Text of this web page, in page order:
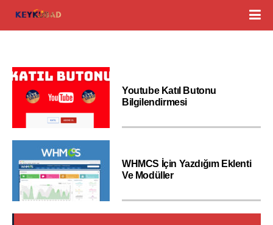
Youtube Katıl Butonu
Bilgilendirmesi
WHMCS İçin Yazdığım Eklenti
Ve Modüller